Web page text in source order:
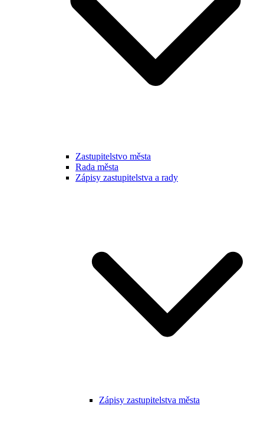
Zastupitelstvo města
Rada města
Zápisy zastupitelstva a rady
Zápisy zastupitelstva města